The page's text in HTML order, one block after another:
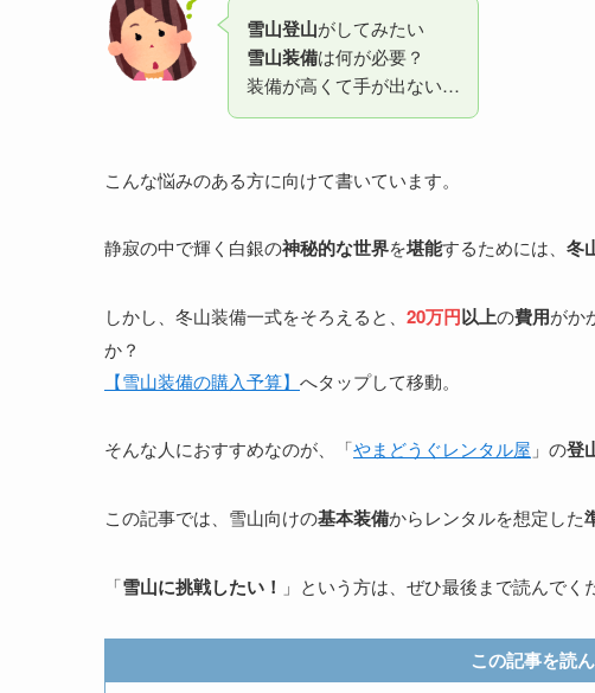
雪山登山がしてみたい
雪山装備は何が必要？
装備が高くて手が出ない…
こんな悩みのある方に向けて書いています。
静寂の中で輝く白銀の神秘的な世界を堪能するためには、 冬
しかし、冬山装備一式をそろえると、 20万円以上の費用がか
か？
【雪山装備の購入予算】 へタップして移動。
そんな人におすすめなのが、「やまどうぐレンタル屋 」の登
この記事では、雪山向けの基本装備からレンタルを想定した
「雪山に挑戦したい！ 」という方は、ぜひ最後まで読んでく
この記事を読